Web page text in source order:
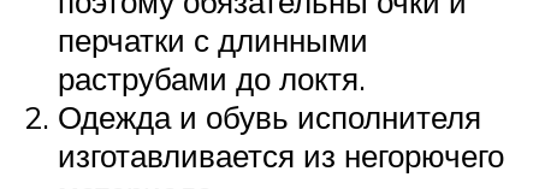
перчатки с длинными
раструбами до локтя.
Одежда и обувь исполнителя
изготавливается из негорючего